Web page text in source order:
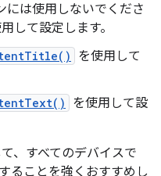
には使用しないでくださ
して設定します。
を使用して
を使用して設
、すべてのデバイスで
ることを強くおすすめし